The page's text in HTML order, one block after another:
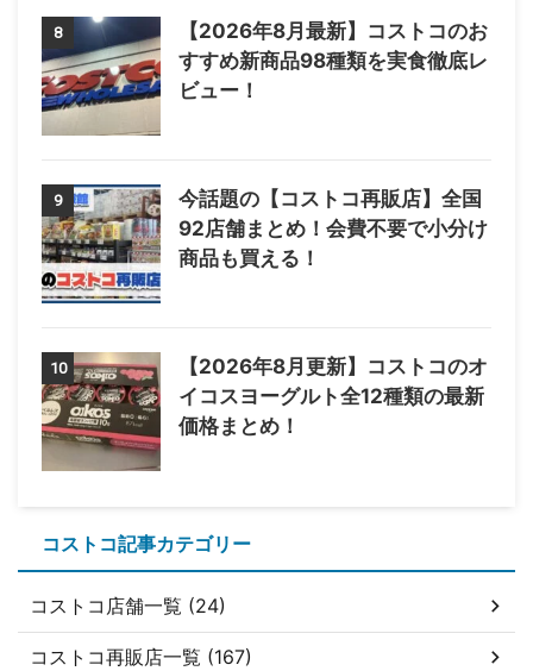
8
【2026年8月最新】コストコのお
すすめ新商品98種類を実食徹底レ
ビュー！
9
今話題の【コストコ再販店】全国
92店舗まとめ！会費不要で小分け
商品も買える！
10
【2026年8月更新】コストコのオ
イコスヨーグルト全12種類の最新
価格まとめ！
コストコ記事カテゴリー
コストコ店舗一覧 (24)
コストコ再販店一覧 (167)